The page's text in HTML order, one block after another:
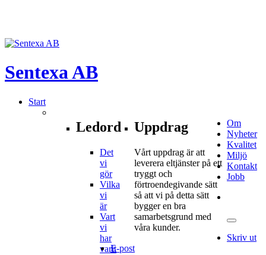
SentexaAB
Start
Ledord
Det
vi
gör
Vilka
vi
är
Vart
vi
har
varit
Uppdrag
Vårt uppdrag är att
leverera eltjänster på ett
tryggt och
förtroendegivande sätt
så att vi på detta sätt
bygger en bra
samarbetsgrund med
våra kunder.
Om
Nyheter
Kvalitet
Miljö
Kontakt
Jobb
Skriv ut
E-post